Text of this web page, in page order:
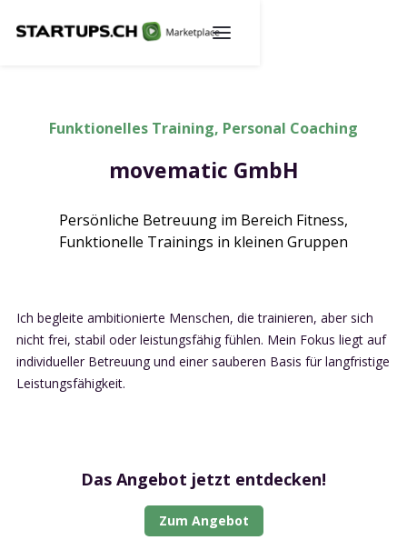
Funktionelles Training, Personal Coaching
movematic GmbH
Persönliche Betreuung im Bereich Fitness,
Funktionelle Trainings in kleinen Gruppen
Ich begleite ambitionierte Menschen, die trainieren, aber sich
nicht frei, stabil oder leistungsfähig fühlen. Mein Fokus liegt auf
individueller Betreuung und einer sauberen Basis für langfristige
Leistungsfähigkeit.
Das Angebot jetzt entdecken!
Zum Angebot